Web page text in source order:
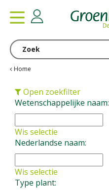
Home
Open zoekfilter
Wetenschappelijke naam:
Wis selectie
Nederlandse naam:
Wis selectie
Type plant: